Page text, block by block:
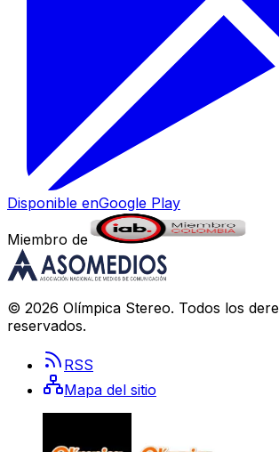
Disponible enGoogle Play
Miembro de
© 2026 Olímpica Stereo. Todos los
reservados.
RSS
Mapa del sitio